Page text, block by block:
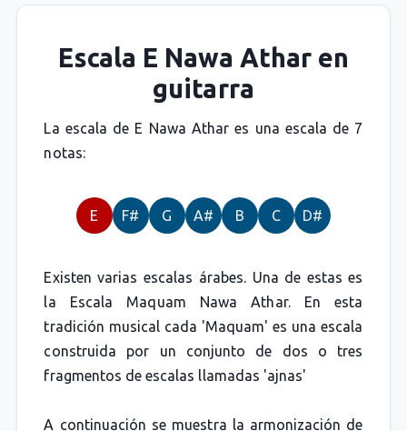
Escala E Nawa Athar en
guitarra
La escala de E Nawa Athar es una escala de 7
notas:
E F# G A# B C D#
Existen varias escalas árabes. Una de estas es
la Escala Maquam Nawa Athar. En esta
tradición musical cada 'Maquam' es una escala
construida por un conjunto de dos o tres
fragmentos de escalas llamadas 'ajnas'
A continuación se muestra la armonización de